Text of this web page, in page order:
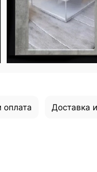
оплата Доставка